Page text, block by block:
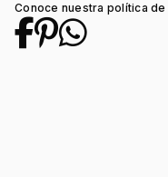
Conoce nuestra política de